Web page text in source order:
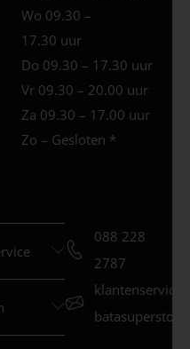
Wo 09.30 –
17.30 uur
Do 09.30 – 17.30 uur
Vr 09.30 – 20.00 uur
Za 09.30 – 17.00 uur
Zo – Gesloten *
088 228
2787